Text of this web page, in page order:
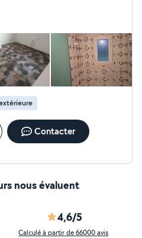
menuiserie gros œuvre
extérieur neuf et
piscine dalles etc le tout
Contacter
nous évaluent
4,6/5
Calculé à partir de 66000 avis